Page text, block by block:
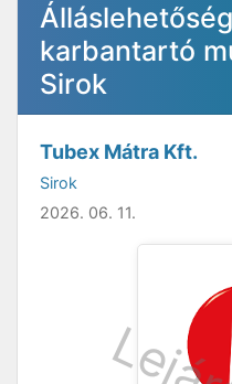
karbantartó
Sirok
Tubex Mátra Kft.
Sirok
2026. 06. 11.